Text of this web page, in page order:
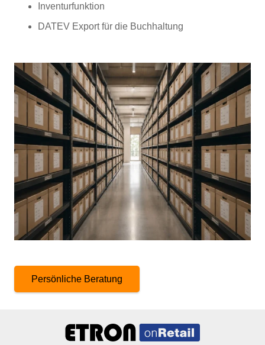
Inventurfunktion
DATEV Export für die Buchhaltung
Persönliche Beratung